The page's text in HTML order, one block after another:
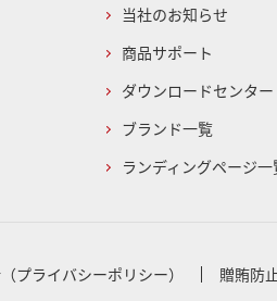
当社のお知らせ
商品サポート
ダウンロードセンター
ブランド一覧
ランディングページ一
プライバシーポリシー） 贈賄防